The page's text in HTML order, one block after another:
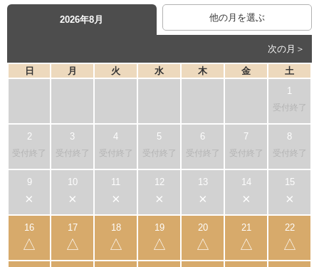
2026年8月 他の月を選ぶ
次の月＞
日 月 火 水 木 金 土
受付終了
受付終了 受付終了 受付終了 受付終了 受付終了 受付終了 受付終了
× × × × × × ×
△ △ △ △ △ △ △